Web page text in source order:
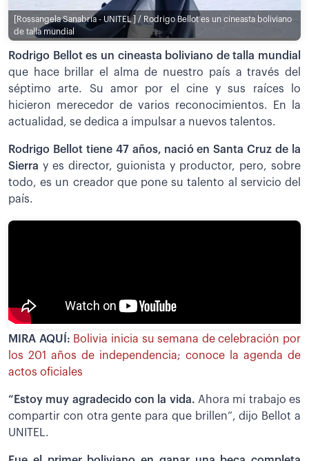
[Rossangela Sanabria - UNITEL ] / Rodrigo Bellot es un cineasta boliviano
de talla mundial
Rodrigo Bellot es un cineasta boliviano de talla mundial
que hace brillar el alma de nuestro país a través del
séptimo arte. Su amor por el cine y sus raíces lo
hicieron merecedor de varios reconocimientos. En la
actualidad, se dedica a impulsar a nuevos talentos.
Rodrigo Bellot tiene 47 años, nació en Santa Cruz de la
Sierra y es director, guionista y productor, pero, sobre
todo, es un creador que pone su talento al servicio del
país.
MIRA AQUÍ: Bolivia inicia su semana de celebración por
los 201 años de independencia; conoce la agenda de
actos oficiales
“Estoy muy agradecido con la vida. Ahora mi trabajo es
compartir con otra gente para que brillen”, dijo Bellot a
UNITEL.